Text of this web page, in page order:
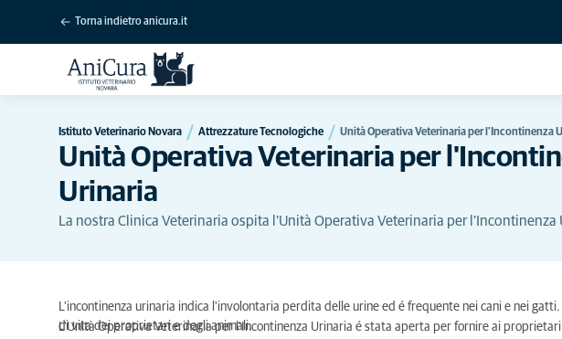
Torna indietro anicura.it
Istituto Veterinario Novara Attrezzature Tecnologiche Unità Operativa Veterinaria per l'Incontinenza
Unità Operativa Veterinaria per
Urinaria
La nostra Clinica Veterinaria ospita l'Unità Operativa Veterinaria per l'Incontinenza
L'incontinenza urinaria indica l'involontaria perdita delle urine ed é frequente nei cani e nei
di vita dei proprietari e degli animali.
L'Unità Operativa Veterinaria per l'Incontinenza Urinaria é stata aperta per fornire ai